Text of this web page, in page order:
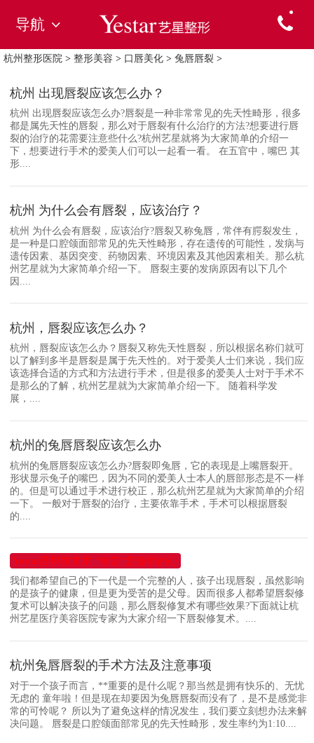
导航
杭州整形医院 > 整形美容 > 口唇美化 > 兔唇唇裂 >
杭州 出现唇裂应该怎么办？
杭州 出现唇裂应该怎么办?唇裂是一种非常常见的先天性畸形，很多
都是属先天性的唇裂，那么对于唇裂有什么治疗的方法?想要进行唇
裂的治疗的花需要注意些什么?杭州艺星就将为大家简单的介绍一
下，想要进行手术的爱美人们可以一起看一看。 在五官中，嘴巴 其
形....
杭州 为什么会有唇裂，应该治疗？
杭州 为什么会有唇裂，应该治疗?唇裂又称兔唇，常伴有腭裂发生，
是一种是口腔颌面部常见的先天性畸形，存在遗传的可能性，发病与
遗传因素、基因突变、药物因素、环境因素及其他因素相关。那么杭
州艺星就为大家简单介绍一下。 唇裂主要的发病原因有以下几个
因....
杭州，唇裂应该怎么办？
杭州，唇裂应该怎么办？唇裂又称先天性唇裂，所以根据名称们就可
以了解到多半是唇裂是属于先天性的。对于爱美人士们来说，我们应
该选择合适的方式和方法进行手术，但是很多的爱美人士对于手术不
是那么的了解，杭州艺星就为大家简单介绍一下。 随着科学发
展，....
杭州的兔唇唇裂应该怎么办
杭州的兔唇唇裂应该怎么办?唇裂即兔唇，它的表现是上嘴唇裂开。
形状显示兔子的嘴巴，因为不同的爱美人士本人的唇部形态是不一样
的。但是可以通过手术进行校正，那么杭州艺星就为大家简单的介绍
一下。 一般对于唇裂的治疗，主要依靠手术，手术可以根据唇裂
的....
Yestar唇裂修复术 “修复”您脆弱的心
我们都希望自己的下一代是一个完整的人，孩子出现唇裂，虽然影响
的是孩子的健康，但是更为受苦的是父母。因而很多人都希望唇裂修
复术可以解决孩子的问题，那么唇裂修复术有哪些效果?下面就让杭
州艺星医疗美容医院专家为大家介绍一下唇裂修复术。....
杭州兔唇唇裂的手术方法及注意事项
对于一个孩子而言，**重要的是什么呢？那当然是拥有快乐的、无忧
无虑的 童年啦！但是现在却要因为兔唇唇裂而没有了，是不是感觉非
常的可怜呢？ 所以为了避免这样的情况发生，我们要立刻想办法来解
决问题。 唇裂是口腔颌面部常见的先天性畸形，发生率约为1:10....